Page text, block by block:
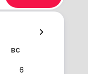
вс
6